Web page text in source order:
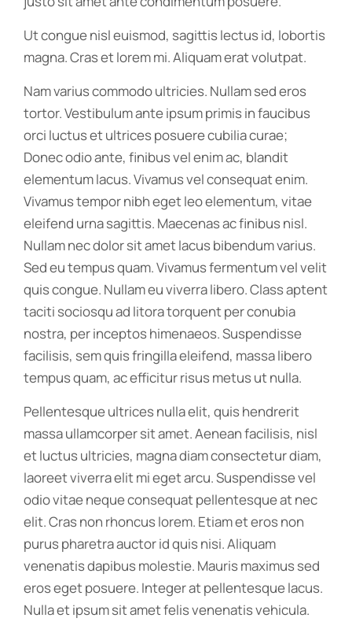
Ut congue nisl euismod, sagittis lectus id, lobortis
magna. Cras et lorem mi. Aliquam erat volutpat.
Nam varius commodo ultricies. Nullam sed eros
tortor. Vestibulum ante ipsum primis in faucibus
orci luctus et ultrices posuere cubilia curae;
Donec odio ante, finibus vel enim ac, blandit
elementum lacus. Vivamus vel consequat enim.
Vivamus tempor nibh eget leo elementum, vitae
eleifend urna sagittis. Maecenas ac finibus nisl.
Nullam nec dolor sit amet lacus bibendum varius.
Sed eu tempus quam. Vivamus fermentum vel velit
quis congue. Nullam eu viverra libero. Class aptent
taciti sociosqu ad litora torquent per conubia
nostra, per inceptos himenaeos. Suspendisse
facilisis, sem quis fringilla eleifend, massa libero
tempus quam, ac efficitur risus metus ut nulla.
Pellentesque ultrices nulla elit, quis hendrerit
massa ullamcorper sit amet. Aenean facilisis, nisl
et luctus ultricies, magna diam consectetur diam,
laoreet viverra elit mi eget arcu. Suspendisse vel
odio vitae neque consequat pellentesque at nec
elit. Cras non rhoncus lorem. Etiam et eros non
purus pharetra auctor id quis nisi. Aliquam
venenatis dapibus molestie. Mauris maximus sed
eros eget posuere. Integer at pellentesque lacus.
Nulla et ipsum sit amet felis venenatis vehicula.